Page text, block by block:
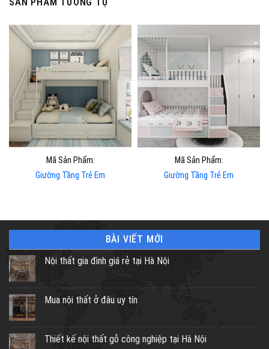
SẢN PHẨM TƯƠNG TỰ
Mã Sản Phẩm:
Giường Tầng Trẻ Em
Mã Sản Phẩm:
Giường Tầng Trẻ Em
BÀI VIẾT MỚI
Nội thất gia đình giá rẻ tại Hà Nội
Mua nội thất ở đâu uy tín
Thiết kế nội thất gỗ công nghiệp tại Hà Nội